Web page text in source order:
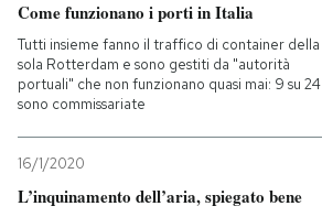
Come funzionano i porti in Italia
Tutti insieme fanno il traffico di container della
sola Rotterdam e sono gestiti da "autorità
portuali" che non funzionano quasi mai: 9 su 24
sono commissariate
16/1/2020
L’inquinamento dell’aria, spiegato bene